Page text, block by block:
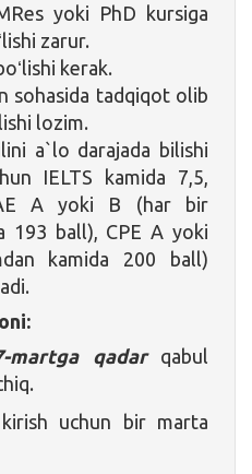
yoki PhD kursiga
zarur.
kerak.
sohasida tadqiqot olib
lozim.
a`lo darajada bilishi
IELTS kamida 7,5,
A yoki B (har bir
193 ball), CPE A yoki
kamida 200 ball)
martga qadarqabul
uchun bir marta